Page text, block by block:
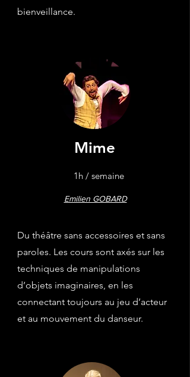
bienveillance.
Mime
1h / semaine
Emilien GOBARD
Du théâtre sans accessoires et sans
paroles. Les cours sont axés sur les
techniques de manipulations
d’objets imaginaires, en les
connectant toujours au jeu d’acteur
et au mouvement du danseur.